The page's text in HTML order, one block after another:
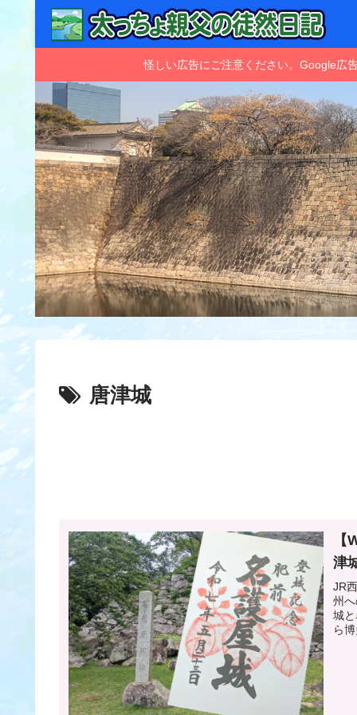
怪しい広告にご注意ください。Google広
唐津城
津
JR
州
城
ら